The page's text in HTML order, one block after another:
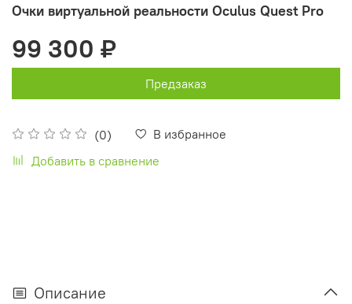
Очки виртуальной реальности Oculus Quest Pro
(0)
В избранное
Добавить в сравнение
99 300 ₽
Предзаказ
Описание